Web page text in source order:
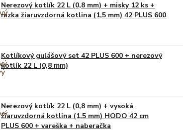
Nerezový kotlík 22 L (0,8 mm) + misky 12 ks +
nízka žiaruvzdorná kotlina (1,5 mm) 42 PLUS 600
Kotlíkový gulášový set 42 PLUS 600 + nerezový
kotlík 22 L (0,8 mm)
Nerezový kotlík 22 L (0,8 mm) + vysoká
žiaruvzdorná kotlina (1,5 mm) HODO 42 cm
PLUS 600 + vareška + naberačka